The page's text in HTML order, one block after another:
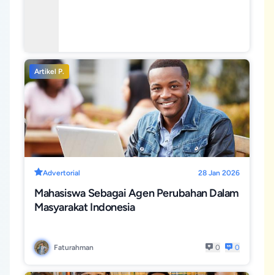
Perubahan
Identitas
Di Era
Modern
Artikel P.
Advertorial 28 Jan 2026
Mahasiswa Sebagai Agen Perubahan Dalam
Masyarakat Indonesia
Faturahman 0 0